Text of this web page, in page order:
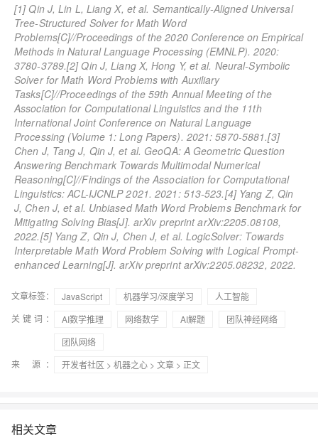
[1] Qin J, Lin L, Liang X, et al. Semantically-Aligned Universal
Tree-Structured Solver for Math Word
Problems[C]//Proceedings of the 2020 Conference on Empirical
Methods in Natural Language Processing (EMNLP). 2020:
3780-3789.[2] Qin J, Liang X, Hong Y, et al. Neural-Symbolic
Solver for Math Word Problems with Auxiliary
Tasks[C]//Proceedings of the 59th Annual Meeting of the
Association for Computational Linguistics and the 11th
International Joint Conference on Natural Language
Processing (Volume 1: Long Papers). 2021: 5870-5881.[3]
Chen J, Tang J, Qin J, et al. GeoQA: A Geometric Question
Answering Benchmark Towards Multimodal Numerical
Reasoning[C]//Findings of the Association for Computational
Linguistics: ACL-IJCNLP 2021. 2021: 513-523.[4] Yang Z, Qin
J, Chen J, et al. Unbiased Math Word Problems Benchmark for
Mitigating Solving Bias[J]. arXiv preprint arXiv:2205.08108,
2022.[5] Yang Z, Qin J, Chen J, et al. LogicSolver: Towards
Interpretable Math Word Problem Solving with Logical Prompt-
enhanced Learning[J]. arXiv preprint arXiv:2205.08232, 2022.
文章标签： JavaScript 机器学习/深度学习
人工智能
关键词：
AI数学推理 网络数学 AI解题
团队神经网络
团队网络
来 源：
开发者社区 > 机器之心 > 文章 > 正文
相关文章